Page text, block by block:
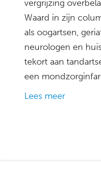
vergrijzing
Waard in zijn
als oogartsen,
neurologen en
tekort aan
een
Lees meer